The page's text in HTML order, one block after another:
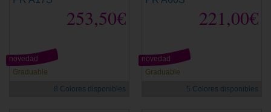
253,50€
Graduable
novedad
8 Colores disponibles
221,00€
Graduable
novedad
5 Colores disponibles